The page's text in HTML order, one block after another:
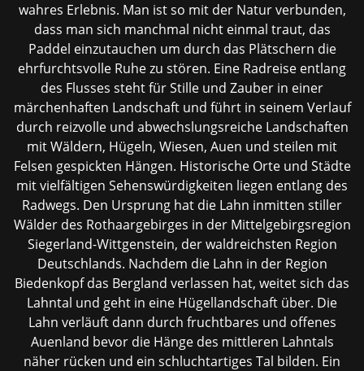
wahres Erlebnis. Man ist so mit der Natur verbunden,
dass man sich manchmal nicht einmal traut, das
Paddel einzutauchen um durch das Plätschern die
ehrfurchtsvolle Ruhe zu stören. Eine Radreise entlang
des Flusses steht für Stille und Zauber in einer
märchenhaften Landschaft und führt in seinem Verlauf
durch reizvolle und abwechslungsreiche Landschaften
mit Wäldern, Hügeln, Wiesen, Auen und steilen mit
Felsen gespickten Hängen. Historische Orte und Städte
mit vielfältigen Sehenswürdigkeiten liegen entlang des
Radwegs. Den Ursprung hat die Lahn inmitten stiller
Wälder des Rothaargebirges in der Mittelgebirgsregion
Siegerland-Wittgenstein, der waldreichsten Region
Deutschlands. Nachdem die Lahn in der Region
Biedenkopf das Bergland verlassen hat, weitet sich das
Lahntal und geht in eine Hügellandschaft über. Die
Lahn verläuft dann durch fruchtbares und offenes
Auenland bevor die Hänge des mittleren Lahntals
näher rücken und ein schluchtartiges Tal bilden. Ein